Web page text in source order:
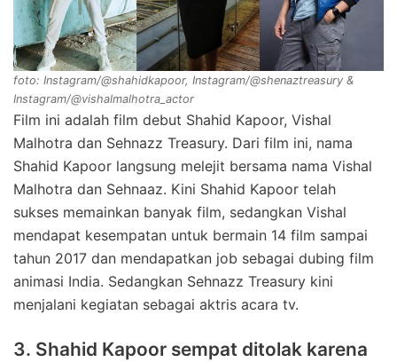
foto: Instagram/@shahidkapoor, Instagram/@shenaztreasury &
Instagram/@vishalmalhotra_actor
Film ini adalah film debut Shahid Kapoor, Vishal
Malhotra dan Sehnazz Treasury. Dari film ini, nama
Shahid Kapoor langsung melejit bersama nama Vishal
Malhotra dan Sehnaaz. Kini Shahid Kapoor telah
sukses memainkan banyak film, sedangkan Vishal
mendapat kesempatan untuk bermain 14 film sampai
tahun 2017 dan mendapatkan job sebagai dubing film
animasi India. Sedangkan Sehnazz Treasury kini
menjalani kegiatan sebagai aktris acara tv.
3. Shahid Kapoor sempat ditolak karena